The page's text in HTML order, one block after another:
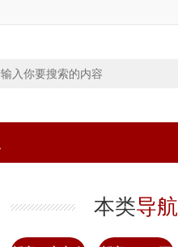
本类导航